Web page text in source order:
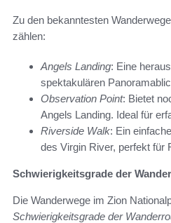
Zu den bekanntesten
zählen:
Angels Landing: Eine
spektakulären
Observation Point: Bietet
Angels Landing. Ideal für
Riverside Walk: Ein
des Virgin River, perfekt für
Schwierigkeitsgrade der
Die Wanderwege im Zion
Schwierigkeitsgrade der